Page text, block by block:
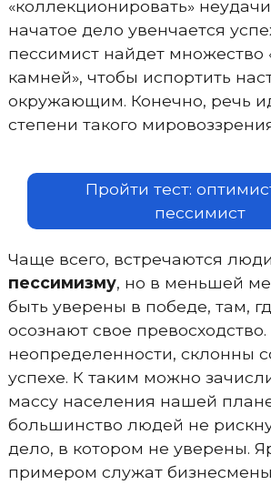
«коллекционировать»
начатое дело увенчается
пессимист найдет множество
камней», чтобы испортить
окружающим. Конечно, речь
степени такого
Пройти тест:
пессимист
Чаще всего, встречаются
пессимизму, но в меньшей
быть уверены в победе, там,
осознают свое
неопределенности, склонны
успехе. К таким можно
массу населения нашей
большинство людей не
дело, в котором не уверены.
примером служат